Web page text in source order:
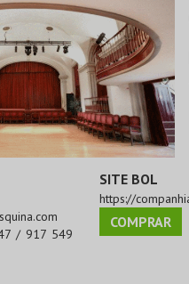
/ 917 549
SITE BOL
https://
COMPRAR